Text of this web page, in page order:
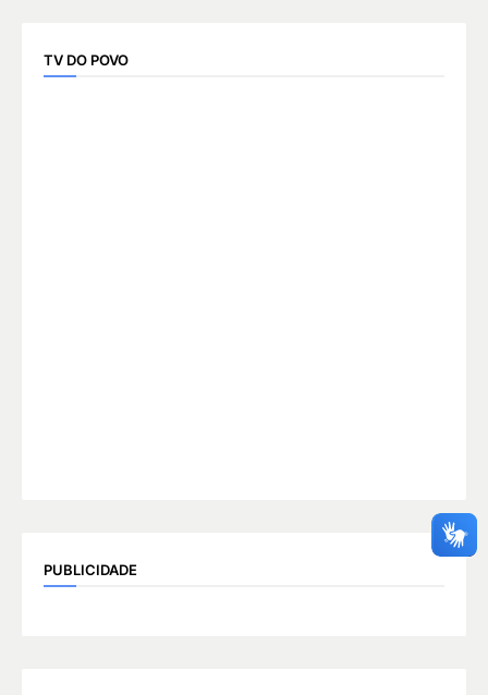
TV DO POVO
PUBLICIDADE